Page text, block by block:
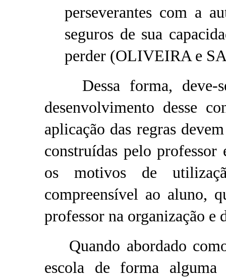
perseverantes com a
seguros de sua
perder (OLIVEIRA e
Dessa forma, deve-
desenvolvimento desse
aplicação das regras
construídas pelo
os motivos de
compreensível ao aluno,
professor na organização e
Quando abordado
escola de forma